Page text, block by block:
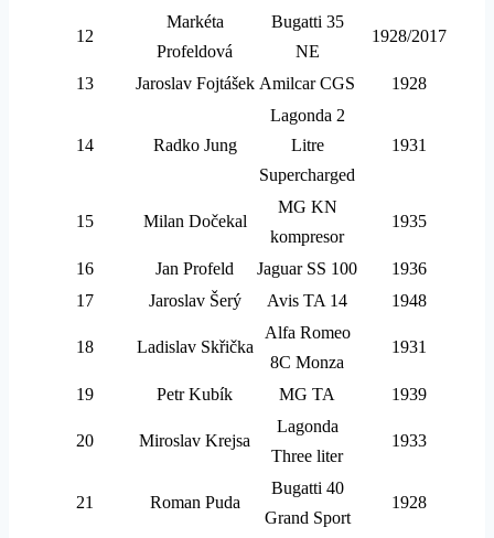
12
Markéta
Profeldová
Bugatti 35
NE
1928/2017
13 Jaroslav Fojtášek Amilcar CGS 1928
14 Radko Jung
Lagonda 2
Litre
Supercharged
1931
15 Milan Dočekal
MG KN
kompresor
1935
16 Jan Profeld Jaguar SS 100
1936
17
Jaroslav Šerý Avis TA 14 1948
18 Ladislav Skřička
Alfa Romeo
8C Monza
1931
19 Petr Kubík MG TA 1939
20 Miroslav Krejsa
Lagonda
Three liter
1933
21 Roman Puda
Bugatti 40
Grand Sport
1928